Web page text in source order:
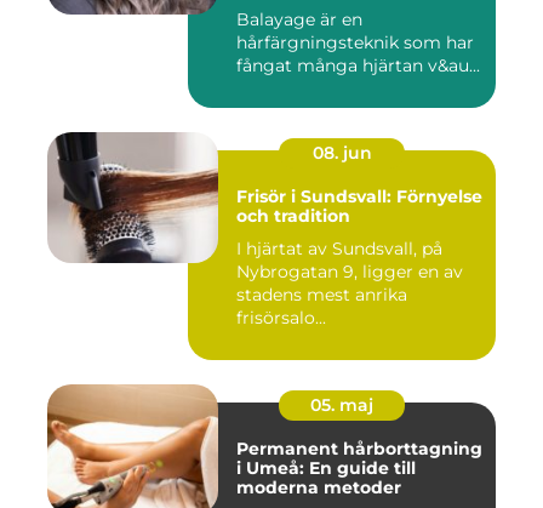
Balayage är en
hårfärgningsteknik som har
fångat många hjärtan v&au...
08. jun
Frisör i Sundsvall: Förnyelse
och tradition
I hjärtat av Sundsvall, på
Nybrogatan 9, ligger en av
stadens mest anrika
frisörsalo...
05. maj
Permanent hårborttagning
i Umeå: En guide till
moderna metoder